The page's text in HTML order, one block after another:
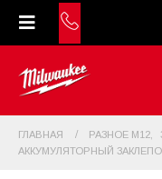
ГЛАВНАЯ РАЗНОЕ M12
АККУМУЛЯТОРНЫЙ